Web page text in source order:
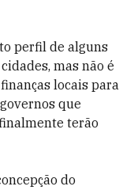
perfil de alguns
mas não é
locais para
que
terão
do